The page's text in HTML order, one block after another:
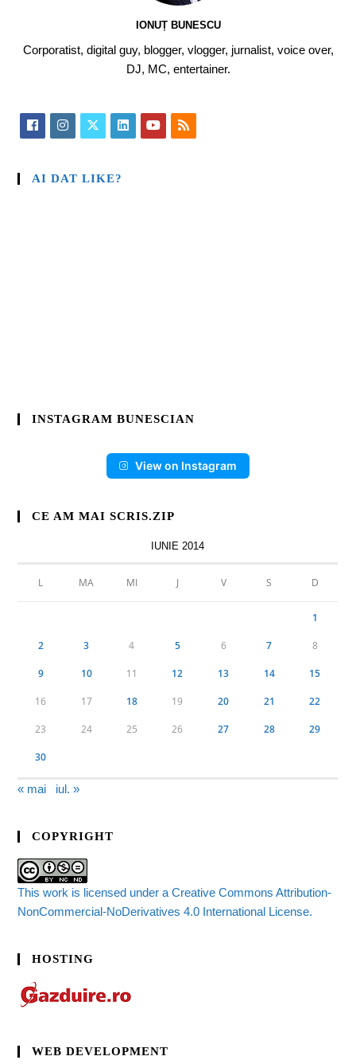
IONUȚ BUNESCU
Corporatist, digital guy, blogger, vlogger, jurnalist, voice over,
DJ, MC, entertainer.
AI DAT LIKE?
INSTAGRAM BUNESCIAN
View on Instagram
CE AM MAI SCRIS.ZIP
IUNIE 2014
L MA MI J V S D
1
2 3 4 5 6 7 8
9 10 11 12 13 14 15
16 17 18 19 20 21 22
23 24 25 26 27 28 29
30
« mai iul. »
COPYRIGHT
This work is licensed under a Creative Commons Attribution-
NonCommercial-NoDerivatives 4.0 International License.
HOSTING
WEB DEVELOPMENT